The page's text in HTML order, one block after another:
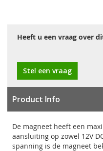
Heeft u een vraag over
Stel een vraag
Product Info
De magneet heeft een
aansluiting op zowel 12V
spanning is de magneet